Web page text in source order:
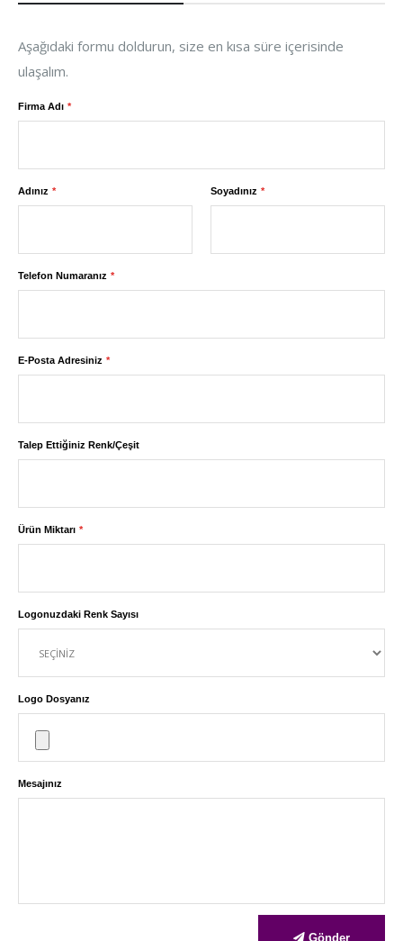
Aşağıdaki formu doldurun, size en kısa süre içerisinde
ulaşalım.
Firma Adı
Adınız Soyadınız
Telefon Numaranız
E-Posta Adresiniz
Talep Ettiğiniz Renk/Çeşit
Ürün Miktarı
Logonuzdaki Renk Sayısı
Logo Dosyanız
Mesajınız
Gönder